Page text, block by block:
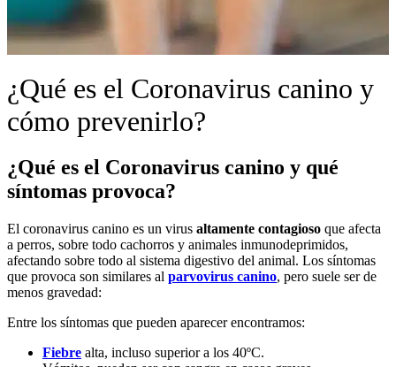
¿Qué es el Coronavirus canino y
cómo prevenirlo?
¿Qué es el Coronavirus canino y qué
síntomas provoca?
El coronavirus canino es un virus altamente contagioso que afecta
a perros, sobre todo cachorros y animales inmunodeprimidos,
afectando sobre todo al sistema digestivo del animal. Los síntomas
que provoca son similares al parvovirus canino, pero suele ser de
menos gravedad:
Entre los síntomas que pueden aparecer encontramos:
Fiebre alta, incluso superior a los 40ºC.